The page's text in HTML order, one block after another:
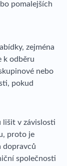
pomalejších
zejména
k odběru
nebo
pokud
lišit v závislosti
proto je
dopravců
společnosti